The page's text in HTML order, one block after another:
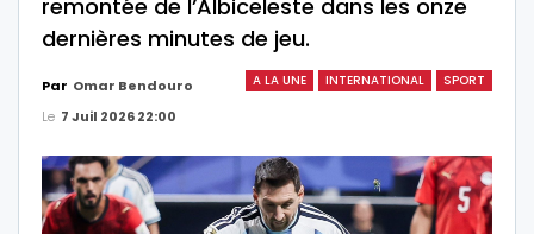
remontée de l’Albiceleste dans les onze
dernières minutes de jeu.
A LA UNE INTERNATIONAL SPORT
Par Omar Bendouro
Le 7 Juil 2026 22:00